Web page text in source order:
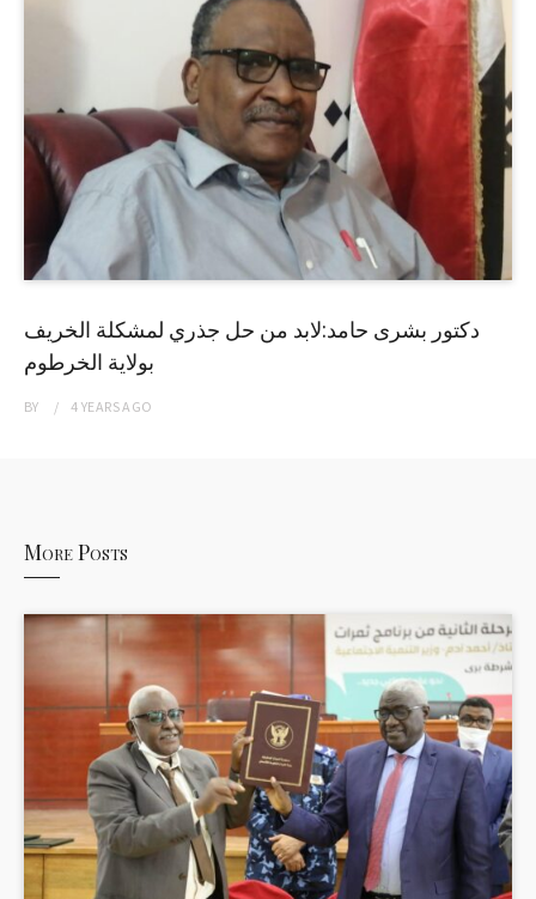
دكتور بشرى حامد:لابد من حل جذري لمشكلة الخريف
بولاية الخرطوم
BY 4 YEARSAGO
More Posts